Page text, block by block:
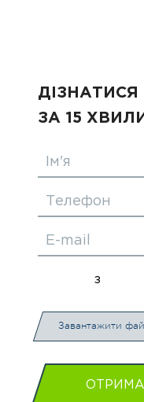
ДІЗНАТИСЯ
ЗА 15
Ім'я
Телефон
E-mail
з
Завантажити